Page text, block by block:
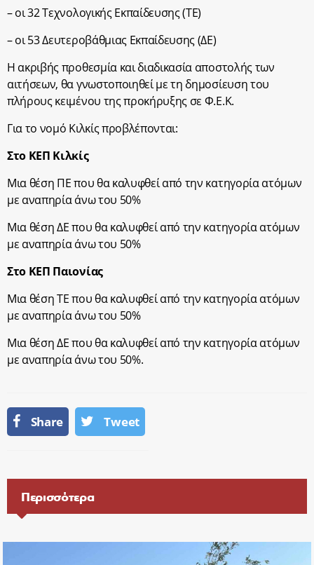
– οι 32 Τεχνολογικής Εκπαίδευσης (ΤΕ)
– οι 53 Δευτεροβάθμιας Εκπαίδευσης (ΔΕ)
Η ακριβής προθεσμία και διαδικασία αποστολής των
αιτήσεων, θα γνωστοποιηθεί με τη δημοσίευση του
πλήρους κειμένου της προκήρυξης σε Φ.Ε.Κ.
Για το νομό Κιλκίς προβλέπονται:
Στο ΚΕΠ Κιλκίς
Μια θέση ΠΕ που θα καλυφθεί από την κατηγορία ατόμων
με αναπηρία άνω του 50%
Μια θέση ΔΕ που θα καλυφθεί από την κατηγορία ατόμων
με αναπηρία άνω του 50%
Στο ΚΕΠ Παιονίας
Μια θέση ΤΕ που θα καλυφθεί από την κατηγορία ατόμων
με αναπηρία άνω του 50%
Μια θέση ΔΕ που θα καλυφθεί από την κατηγορία ατόμων
με αναπηρία άνω του 50%.
Share Tweet
Περισσότερα